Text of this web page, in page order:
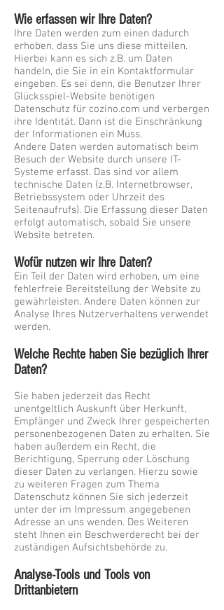
Wie erfassen wir Ihre Daten?
Ihre Daten werden zum einen dadurch
erhoben, dass Sie uns diese mitteilen.
Hierbei kann es sich z.B. um Daten
handeln, die Sie in ein Kontaktformular
eingeben. Es sei denn, die Benutzer Ihrer
Glücksspiel-Website benötigen
Datenschutz für cozino.com und verbergen
ihre Identität. Dann ist die Einschränkung
der Informationen ein Muss.
Andere Daten werden automatisch beim
Besuch der Website durch unsere IT-
Systeme erfasst. Das sind vor allem
technische Daten (z.B. Internetbrowser,
Betriebssystem oder Uhrzeit des
Seitenaufrufs). Die Erfassung dieser Daten
erfolgt automatisch, sobald Sie unsere
Website betreten.
Wofür nutzen wir Ihre Daten?
Ein Teil der Daten wird erhoben, um eine
fehlerfreie Bereitstellung der Website zu
gewährleisten. Andere Daten können zur
Analyse Ihres Nutzerverhaltens verwendet
werden.
Welche Rechte haben Sie bezüglich Ihrer
Daten?
Sie haben jederzeit das Recht
unentgeltlich Auskunft über Herkunft,
Empfänger und Zweck Ihrer gespeicherten
personenbezogenen Daten zu erhalten. Sie
haben außerdem ein Recht, die
Berichtigung, Sperrung oder Löschung
dieser Daten zu verlangen. Hierzu sowie
zu weiteren Fragen zum Thema
Datenschutz können Sie sich jederzeit
unter der im Impressum angegebenen
Adresse an uns wenden. Des Weiteren
steht Ihnen ein Beschwerderecht bei der
zuständigen Aufsichtsbehörde zu.
Analyse-Tools und Tools von
Drittanbietern